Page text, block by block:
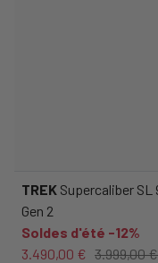
TREK Supercaliber SL
Gen 2
Soldes d'été -12%
3.490,00 € 3.999,00 €